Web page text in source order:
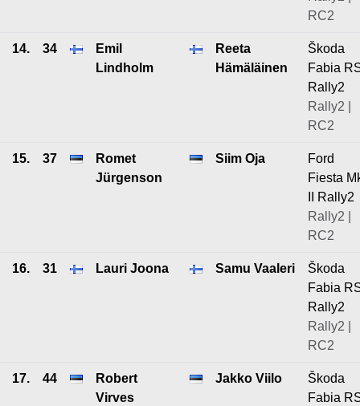
RC2
14. 34
Emil
Lindholm
Reeta
Hämäläinen
Škoda
Fabia
Rally2
Rally2 |
RC2
15. 37
Romet
Jürgenson
Siim Oja
Ford
Fiesta
II Rally2
Rally2 |
RC2
16. 31 Lauri Joona Samu Vaaleri
Škoda
Fabia
Rally2
Rally2 |
RC2
17. 44
Robert
Virves
Jakko Viilo
Škoda
Fabia